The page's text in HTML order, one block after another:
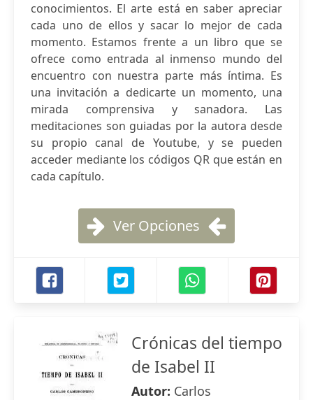
conocimientos. El arte está en saber apreciar
cada uno de ellos y sacar lo mejor de cada
momento. Estamos frente a un libro que se
ofrece como entrada al inmenso mundo del
encuentro con nuestra parte más íntima. Es
una invitación a dedicarte un momento, una
mirada comprensiva y sanadora. Las
meditaciones son guiadas por la autora desde
su propio canal de Youtube, y se pueden
acceder mediante los códigos QR que están en
cada capítulo.
Ver Opciones
Crónicas del tiempo
de Isabel II
Autor: Carlos